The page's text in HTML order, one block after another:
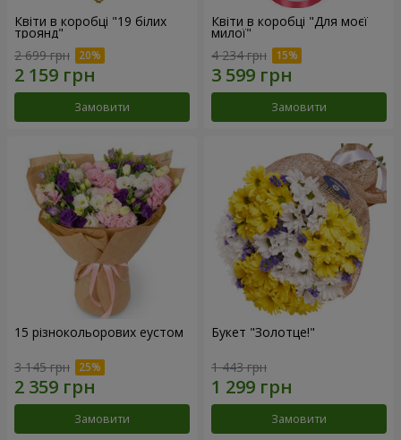
Квіти в коробці "19 білих
троянд"
2 699 грн
Замовити
Квіти в коробці "Для моєї
милої"
4 234 грн
Замовити
15 різнокольорових еустом
3 145 грн
Замовити
Букет "Золотце!"
1 443 грн
Замовити